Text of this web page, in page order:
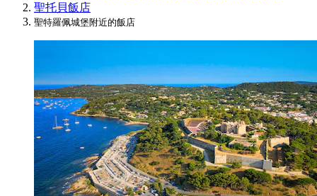
聖托貝飯店
聖特羅佩城堡附近的飯店